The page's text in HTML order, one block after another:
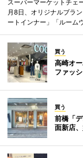
スーパーマーケットチェ
月8日、オリジナルブラ
ートインナー」「ルーム
買う
高崎オ
ファッ
買う
前橋「
面新店